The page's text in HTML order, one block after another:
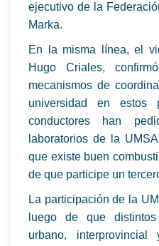
ejecutivo de la
Marka.
En la misma línea, el
Hugo Criales,
mecanismos de
universidad en estos
conductores han
laboratorios de la
que existe buen
de que participe un
La participación de la
luego de que
urbano,